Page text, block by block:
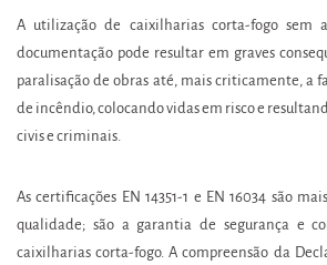
A utilização de caixilharias corta-fogo sem
documentação pode resultar em graves
paralisação de obras até, mais criticamente, a
de incêndio, colocando vidas em risco e
civis e criminais.
As certificações EN 14351-1 e EN 16034 são
qualidade; são a garantia de segurança e
caixilharias corta-fogo. A compreensão da